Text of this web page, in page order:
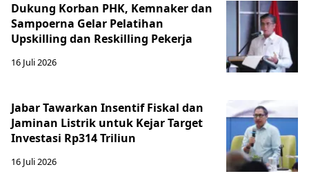
Dukung Korban PHK, Kemnaker dan
Sampoerna Gelar Pelatihan
Upskilling dan Reskilling Pekerja
16 Juli 2026
Jabar Tawarkan Insentif Fiskal dan
Jaminan Listrik untuk Kejar Target
Investasi Rp314 Triliun
16 Juli 2026